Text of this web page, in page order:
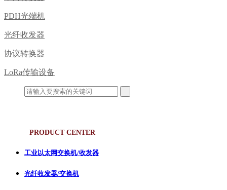
PDH光端机
光纤收发器
协议转换器
LoRa传输设备
PRODUCT CENTER
工业以太网交换机/收发器
光纤收发器/交换机